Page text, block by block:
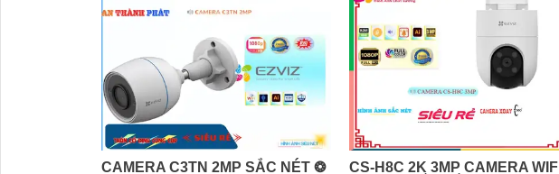
CAMERA C3TN 2MP SẮC NÉT ❂
CS-H8C 2K 3MP CAMERA WIFI